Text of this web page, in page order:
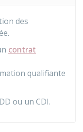
des
contrat
qualifiante
ou un CDI.